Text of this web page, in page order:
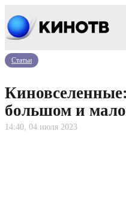
Статьи
большом и
14:40, 04 июля 2023